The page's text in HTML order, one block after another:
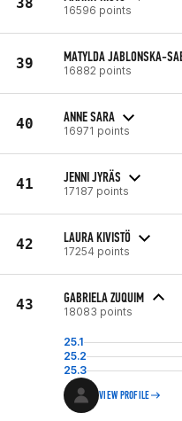
16596 points
39 MATYLDA JABLONSKA-
16882 points
40 ANNE SARA
16971 points
41 JENNI JYRÄS
17187 points
42 LAURA KIVISTÖ
17254 points
43 GABRIELA ZUQUIM
18083 points
25.1
25.2
25.3
VIEW PROFILE